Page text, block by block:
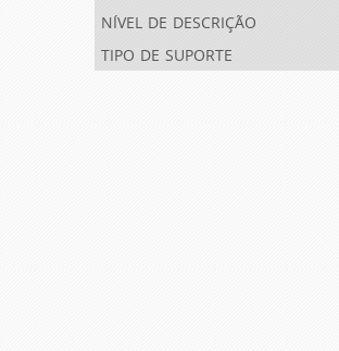
nível de descrição
tipo de suporte